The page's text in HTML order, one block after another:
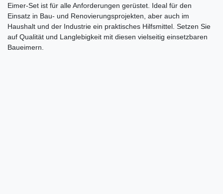
Eimer-Set ist für alle Anforderungen gerüstet. Ideal für den
Einsatz in Bau- und Renovierungsprojekten, aber auch im
Haushalt und der Industrie ein praktisches Hilfsmittel. Setzen Sie
auf Qualität und Langlebigkeit mit diesen vielseitig einsetzbaren
Baueimern.